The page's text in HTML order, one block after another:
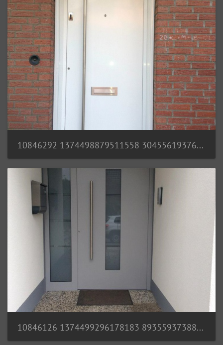
10846292 1374498879511558 304556193761948410 n
10846126 1374499296178183 8935593738821427253 n